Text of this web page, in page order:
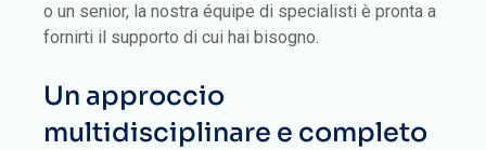
o un senior, la nostra équipe di specialisti è pronta a
fornirti il supporto di cui hai bisogno.
Un approccio
multidisciplinare e completo